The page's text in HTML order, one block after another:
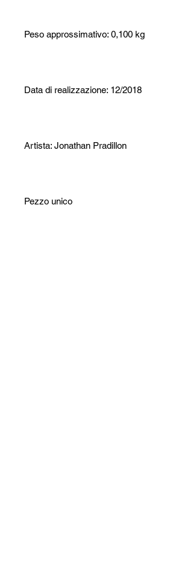
Peso approssimativo: 0,100 kg
Data di realizzazione: 12/2018
Artista: Jonathan Pradillon
Pezzo unico